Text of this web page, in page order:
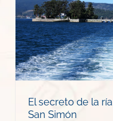
El secreto de la
San Simón